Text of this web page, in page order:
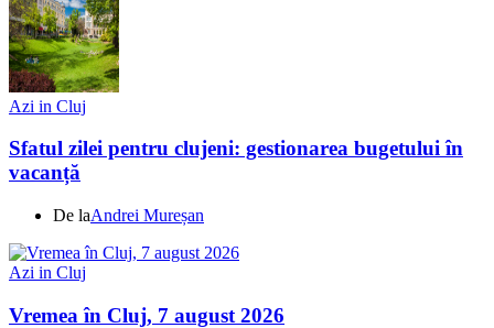
Azi in Cluj
Sfatul zilei pentru clujeni: gestionarea bugetului în
vacanță
De laAndrei Mureșan
Azi in Cluj
Vremea în Cluj, 7 august 2026